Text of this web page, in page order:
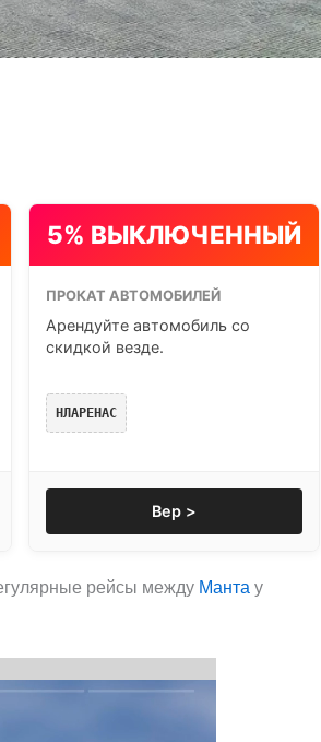
5% ВЫКЛЮЧЕННЫЙ
ПРОКАТ АВТОМОБИЛЕЙ
Арендуйте автомобиль со
скидкой везде.
НЛАРЕНАС
Вер >
рейсы между Манта у